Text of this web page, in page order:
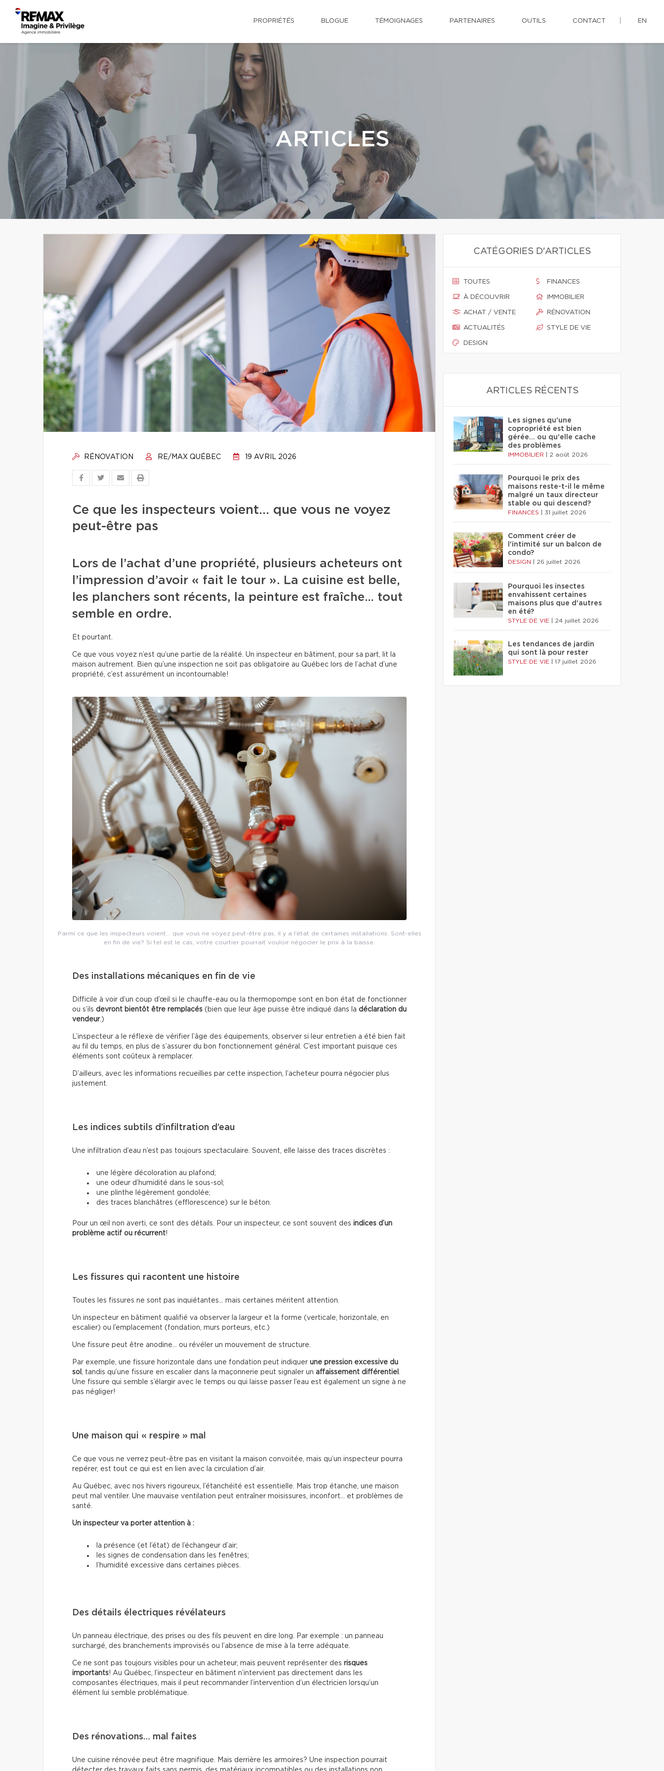
PROPRIÉTÉS BLOGUE TÉMOIGNAGES PARTENAIRES OUTILS CONTACT EN
ARTICLES
RÉNOVATION RE/MAX QUÉBEC 19 AVRIL 2026
Ce que les inspecteurs voient… que vous ne voyez
peut-être pas
Lors de l’achat d’une propriété, plusieurs acheteurs ont
l’impression d’avoir « fait le tour ». La cuisine est belle,
les planchers sont récents, la peinture est fraîche… tout
semble en ordre.
Et pourtant.
Ce que vous voyez n’est qu’une partie de la réalité. Un inspecteur en bâtiment, pour sa part, lit la
maison autrement. Bien qu’une inspection ne soit pas obligatoire au Québec lors de l’achat d’une
propriété, c’est assurément un incontournable!
Parmi ce que les inspecteurs voient… que vous ne voyez peut-être pas, il y a l’état de certaines installations. Sont-elles
en fin de vie? Si tel est le cas, votre courtier pourrait vouloir négocier le prix à la baisse.
Des installations mécaniques en fin de vie
Difficile à voir d’un coup d’œil si le chauffe-eau ou la thermopompe sont en bon état de fonctionner
ou s’ils devront bientôt être remplacés (bien que leur âge puisse être indiqué dans la déclaration du
vendeur.)
L’inspecteur a le réflexe de vérifier l’âge des équipements, observer si leur entretien a été bien fait
au fil du temps, en plus de s’assurer du bon fonctionnement général. C’est important puisque ces
éléments sont coûteux à remplacer.
D’ailleurs, avec les informations recueillies par cette inspection, l’acheteur pourra négocier plus
justement.
Les indices subtils d’infiltration d’eau
Une infiltration d’eau n’est pas toujours spectaculaire. Souvent, elle laisse des traces discrètes :
une légère décoloration au plafond;
une odeur d’humidité dans le sous-sol;
une plinthe légèrement gondolée;
des traces blanchâtres (efflorescence) sur le béton.
Pour un œil non averti, ce sont des détails. Pour un inspecteur, ce sont souvent des indices d’un
problème actif ou récurrent!
Les fissures qui racontent une histoire
Toutes les fissures ne sont pas inquiétantes… mais certaines méritent attention.
Un inspecteur en bâtiment qualifié va observer la largeur et la forme (verticale, horizontale, en
escalier) ou l’emplacement (fondation, murs porteurs, etc.)
Une fissure peut être anodine… ou révéler un mouvement de structure.
Par exemple, une fissure horizontale dans une fondation peut indiquer une pression excessive du
sol
, tandis qu’une fissure en escalier dans la maçonnerie peut signaler un affaissement différentiel
Une fissure qui semble s’élargir avec le temps ou qui laisse passer l’eau est également un signe à ne
pas négliger!
Une maison qui « respire » mal
Ce que vous ne verrez peut-être pas en visitant la maison convoitée, mais qu’un inspecteur pourra
repérer, est tout ce qui est en lien avec la circulation d’air.
Au Québec, avec nos hivers rigoureux, l’étanchéité est essentielle. Mais trop étanche, une maison
peut mal ventiler. Une mauvaise ventilation peut entraîner moisissures, inconfort… et problèmes de
santé.
Un inspecteur va porter attention à :
la présence (et l’état) de l’échangeur d’air;
les signes de condensation dans les fenêtres;
l’humidité excessive dans certaines pièces.
Des détails électriques révélateurs
Un panneau électrique, des prises ou des fils peuvent en dire long. Par exemple : un panneau
surchargé, des branchements improvisés ou l’absence de mise à la terre adéquate.
Ce ne sont pas toujours visibles pour un acheteur, mais peuvent représenter des risques
importants! Au Québec, l’inspecteur en bâtiment n’intervient pas directement dans les
composantes électriques, mais il peut recommander l’intervention d’un électricien lorsqu’un
élément lui semble problématique.
Des rénovations… mal faites
Une cuisine rénovée peut être magnifique. Mais derrière les armoires? Une inspection pourrait
CATÉGORIES D'ARTICLES
TOUTES
À DÉCOUVRIR
ACHAT / VENTE
ACTUALITÉS
DESIGN
FINANCES
IMMOBILIER
RÉNOVATION
STYLE DE VIE
ARTICLES RÉCENTS
Les signes qu'une
copropriété est bien
gérée… ou qu'elle cache
des problèmes
IMMOBILIER 2 août 2026
Pourquoi le prix des
maisons reste-t-il le même
malgré un taux directeur
stable ou qui descend?
FINANCES 31 juillet 2026
Comment créer de
l'intimité sur un balcon de
condo?
DESIGN 26 juillet 2026
Pourquoi les insectes
envahissent certaines
maisons plus que d'autres
en été?
STYLE DE VIE 24 juillet 2026
Les tendances de jardin
qui sont là pour rester
STYLE DE VIE 17 juillet 2026